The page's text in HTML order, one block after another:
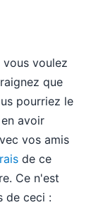
voulez
que
pourriez le
avoir
vos amis
de ce
Ce n'est
de ceci :